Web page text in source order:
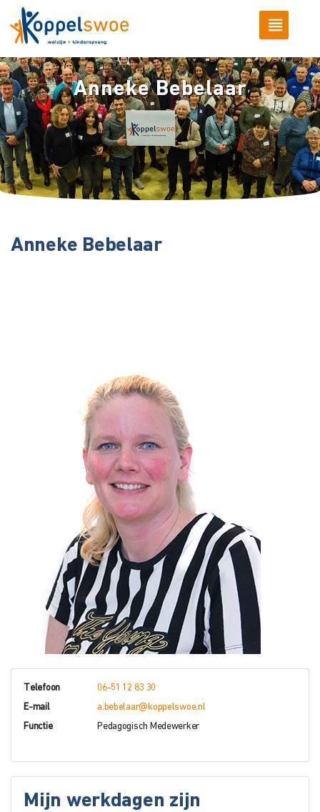
Anneke Bebelaar
Anneke Bebelaar
Telefoon 06-51 12 83 30
E-mail a.bebelaar@koppelswoe.nl
Functie Pedagogisch Medewerker
Mijn werkdagen zijn